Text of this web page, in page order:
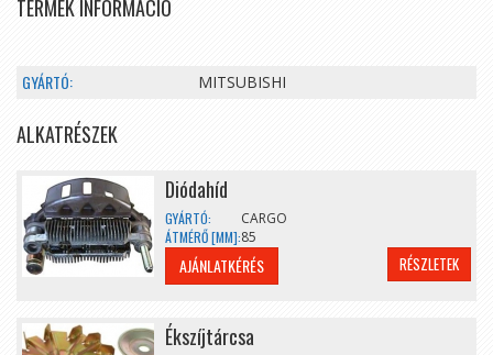
TERMÉK INFORMÁCIÓ
GYÁRTÓ: MITSUBISHI
ALKATRÉSZEK
Diódahíd
GYÁRTÓ:
CARGO
ÁTMÉRŐ [MM]:85
AJÁNLATKÉRÉS RÉSZLETEK
Ékszíjtárcsa